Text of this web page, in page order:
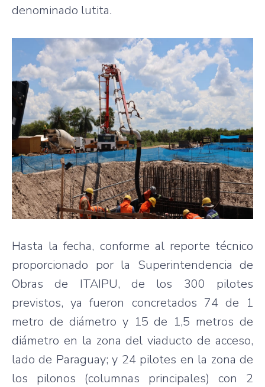
denominado lutita.
Hasta la fecha, conforme al reporte técnico
proporcionado por la Superintendencia de
Obras de ITAIPU, de los 300 pilotes
previstos, ya fueron concretados 74 de 1
metro de diámetro y 15 de 1,5 metros de
diámetro en la zona del viaducto de acceso,
lado de Paraguay; y 24 pilotes en la zona de
los pilonos (columnas principales) con 2